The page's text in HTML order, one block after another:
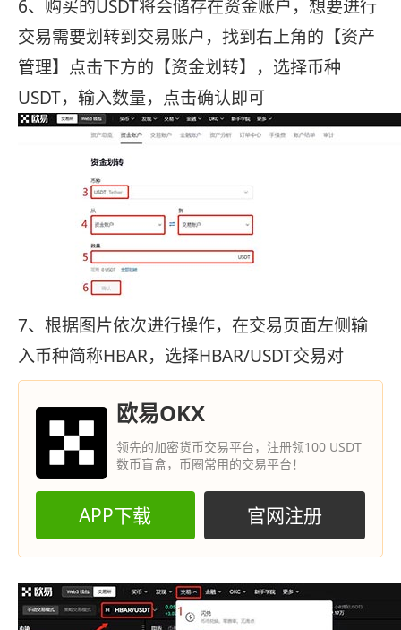
6、购买的USDT将会储存在资金账户，想要进行
交易需要划转到交易账户，找到右上角的【资产
管理】点击下方的【资金划转】，选择币种
USDT，输入数量，点击确认即可
7、根据图片依次进行操作，在交易页面左侧输
入币种简称HBAR，选择HBAR/USDT交易对
欧易OKX
领先的加密货币交易平台，注册领100 USDT
数币盲盒，币圈常用的交易平台！
APP下载 官网注册